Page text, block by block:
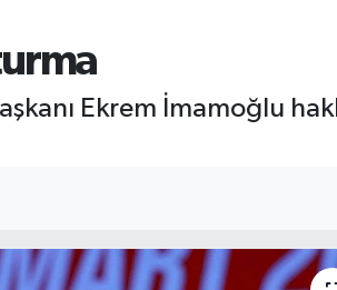
Ekrem İmamoğlu